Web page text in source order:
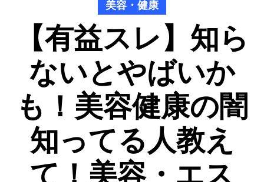
美容・健康
【有益スレ】知ら
ないとやばいか
も！美容健康の闇
知ってる人教え
て！美容・エス